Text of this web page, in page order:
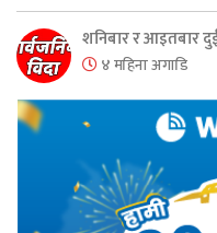
शनिबार र आइतबार
४ महिना अगाडि